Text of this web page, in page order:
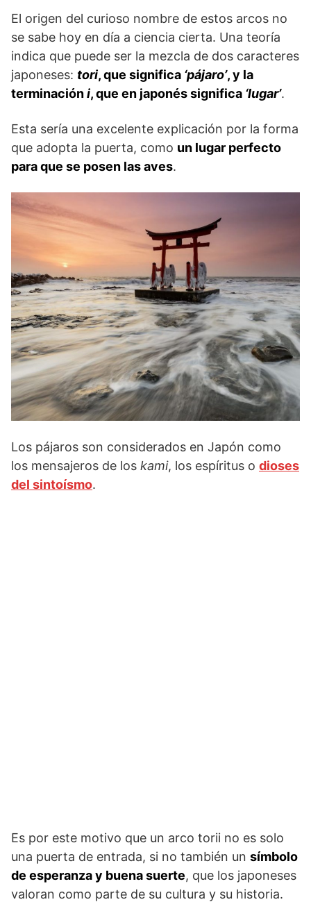
El origen del curioso nombre de estos arcos no
se sabe hoy en día a ciencia cierta. Una teoría
indica que puede ser la mezcla de dos caracteres
japoneses: tori, que significa ‘pájaro’, y la
terminacióni, que en japonés significa ‘lugar’.
Esta sería una excelente explicación por la forma
que adopta la puerta, como un lugar perfecto
para que se posen las aves.
Los pájaros son considerados en Japón como
los mensajeros de los kami, los espíritus o dioses
del sintoísmo.
Es por este motivo que un arco torii no es solo
una puerta de entrada, si no también un símbolo
de esperanza y buena suerte, que los japoneses
valoran como parte de su cultura y su historia.